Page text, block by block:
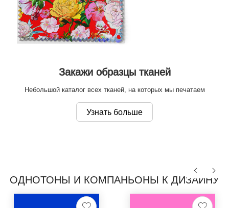
Закажи образцы тканей
Небольшой каталог всех тканей, на которых мы печатаем
Узнать больше
ОДНОТОНЫ И КОМПАНЬОНЫ К ДИЗАЙНУ